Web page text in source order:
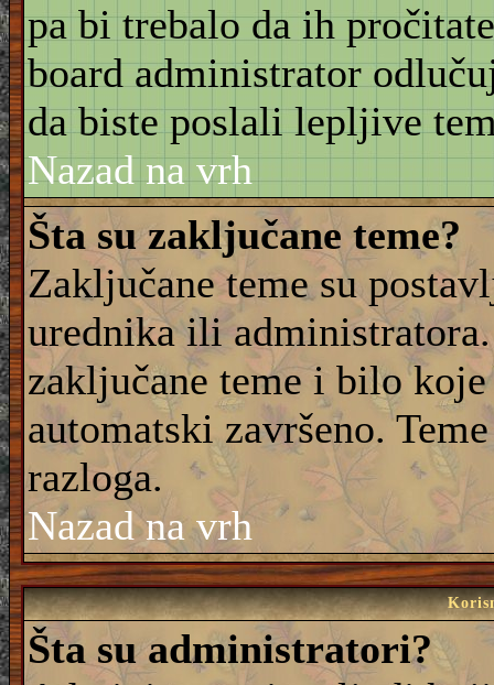
pa bi trebalo da ih
board administrator
da biste poslali lepljive
Nazad na vrh
Šta su zaključane teme?
Zaključane teme su
urednika ili
zaključane teme i bilo
automatski završeno.
razloga.
Nazad na vrh
Šta su administratori?